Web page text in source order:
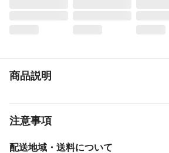
アダプターなしで取
付け可能なメーカー
使用流体
取替対象品
シャワー付き混合水栓
商品説明
注意事項
配送地域・送料について